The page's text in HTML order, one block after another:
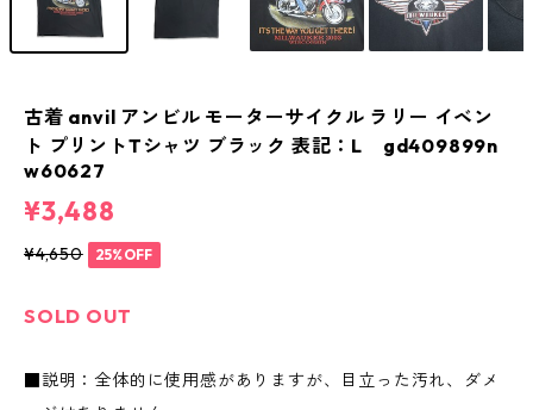
古着 anvil アンビル モーターサイクル ラリー イベン
ト プリントTシャツ ブラック 表記：L gd409899n
w60627
¥3,488
¥4,650 25%OFF
SOLD OUT
■説明：全体的に使用感がありますが、目立った汚れ、ダメ